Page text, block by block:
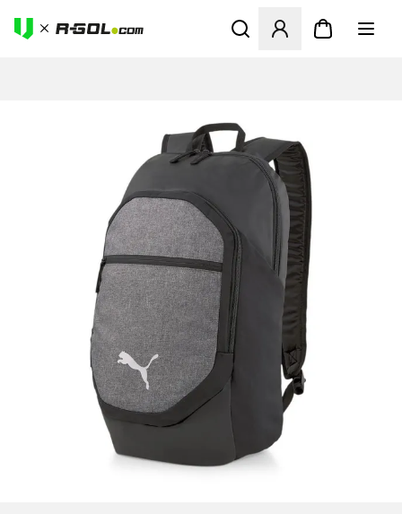
Megnyit egy modált a